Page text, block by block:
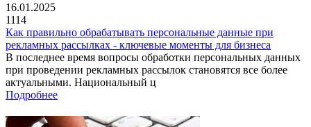
16.01.2025
1114
Как правильно обрабатывать персональные данные при
рекламных рассылках - ключевые моменты для бизнеса
В последнее время вопросы обработки персональных данных
при проведении рекламных рассылок становятся все более
актуальными. Национальный ц
Подробнее